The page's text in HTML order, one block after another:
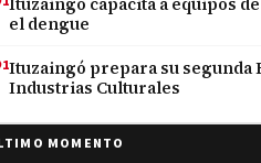
Ituzaingó capacita a equipos
el dengue
1Ituzaingó prepara su segunda
Industrias Culturales
MOMENTO